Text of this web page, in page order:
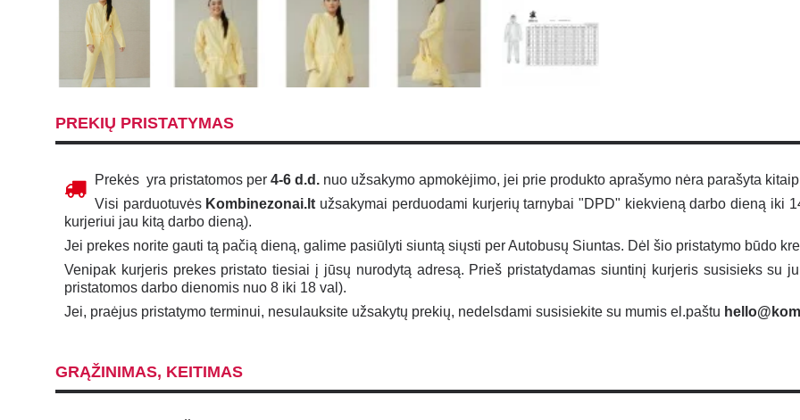
PREKIŲ PRISTATYMAS
Prekės yra pristatomos per 4-6 d.d. nuo užsakymo apmokėjimo, jei prie produkto aprašymo nėra parašyta
Visi parduotuvės Kombinezonai.lt užsakymai perduodami kurjerių tarnybai "DPD" kiekvieną darbo dieną iki
kurjeriui jau kitą darbo dieną).
Jei prekes norite gauti tą pačią dieną, galime pasiūlyti siuntą siųsti per Autobusų Siuntas. Dėl šio pristatymo būdo
Venipak kurjeris prekes pristato tiesiai į jūsų nurodytą adresą. Prieš pristatydamas siuntinį kurjeris susisieks su
pristatomos darbo dienomis nuo 8 iki 18 val).
Jei, praėjus pristatymo terminui, nesulauksite užsakytų prekių, nedelsdami susisiekite su mumis el.paštu
GRĄŽINIMAS, KEITIMAS